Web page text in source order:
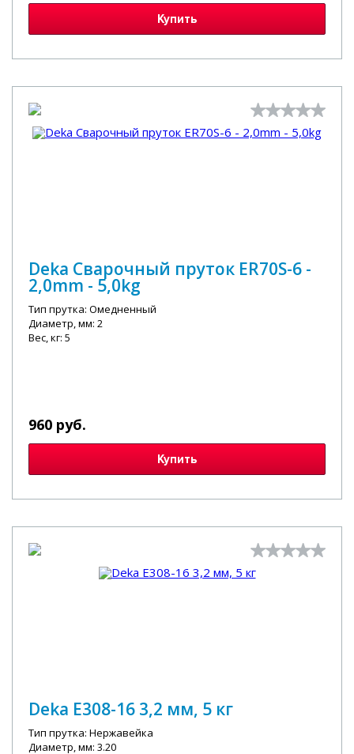
Купить
Deka Сварочный пруток ER70S-6 -
2,0mm - 5,0kg
Тип прутка: Омедненный
Диаметр, мм: 2
Вес, кг: 5
960 руб.
Купить
Deka E308-16 3,2 мм, 5 кг
Тип прутка: Нержавейка
Диаметр, мм: 3.20